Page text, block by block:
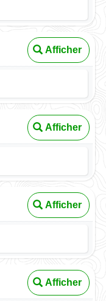
Afficher
Afficher
Afficher
Afficher